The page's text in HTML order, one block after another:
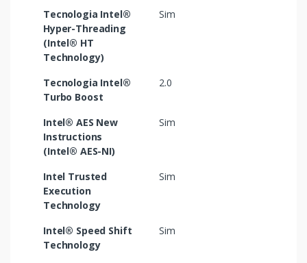
Tecnologia Intel®
Hyper-Threading
(Intel® HT
Technology)
Sim
Tecnologia Intel®
Turbo Boost
2.0
Intel® AES New
Instructions
(Intel® AES-NI)
Sim
Intel Trusted
Execution
Technology
Sim
Intel® Speed Shift
Technology
Sim